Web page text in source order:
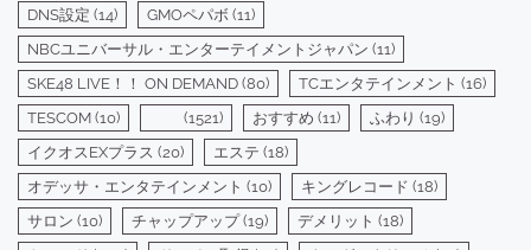
DNS設定 (14) GMOペパボ (11)
NBCユニバーサル・エンターテイメントジャパン (11)
SKE48 LIVE！！ ON DEMAND (80) TCエンタテインメント (16)
TESCOM (10) (1521) おすすめ (11) ふわり (19)
イクオスEXプラス (20) エステ (18)
オデッサ・エンタテインメント (10) キングレコード (18)
サロン (10) チャップアップ(19) デメリット (18)